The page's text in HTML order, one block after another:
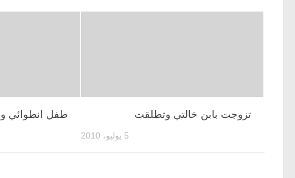
طفل انطوائي تزوجت بابن خالتي وتطلقت
5 يوليو، 2010